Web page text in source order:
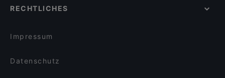
Strandcafe Restaurant Altaussee
Arnold Schönberg Center, Wien
RECHTLICHES
Impressum
Datenschutz